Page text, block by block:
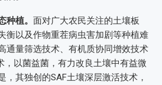
种植。 面对广大农民关注的土壤板
衡以及作物重茬病虫害加剧等种植难
通量筛选技术、有机质协同增效技术
，以菌益菌，有力改良土壤中有益微
，其独创的SAF土壤深层激活技术，